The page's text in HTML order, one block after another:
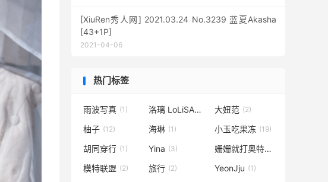
[XiuRen秀人网] 2021.03.24 No.3239 蓝夏Akasha
[43+1P]
2021-04-06
热门标签
雨波写真 (1) 洛璃 LoLiSAMA (80)
大妞范 (2)
柚子 (12) 海琳 (1) 小玉吃果冻 (19)
胡同穿行 (1) Yina (3) 姗姗就打奥特曼
模特联盟 (2) 旅行 (2) YeonJju (1)